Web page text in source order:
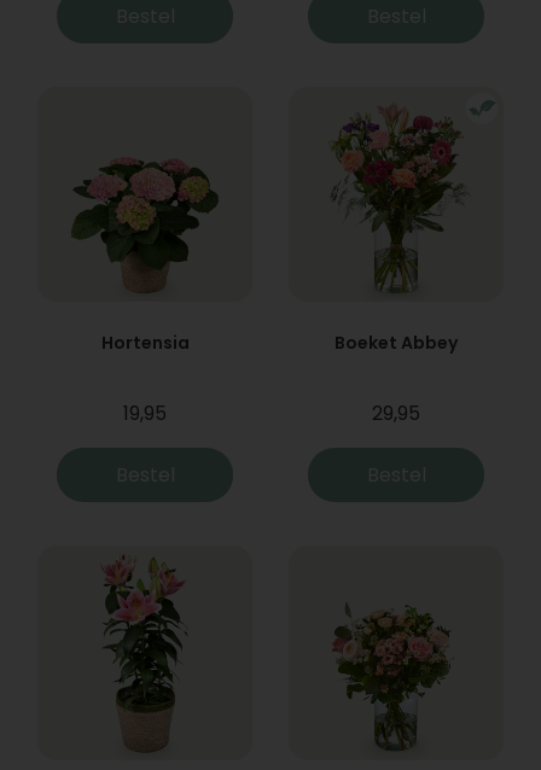
Bestel Bestel
Hortensia
19,95
Bestel
Boeket Abbey
29,95
Bestel